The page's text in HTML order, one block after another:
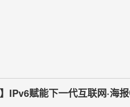
】IPv6赋能下一代互联网·